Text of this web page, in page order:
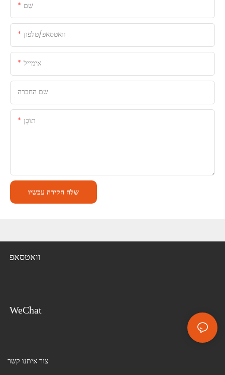
שֵׁם
וואטסאפ/טלפון
אימייל
שם החברה
תוֹכֶן
שלח חקירה עכשיו
וואטסאפ
WeChat
צור איתנו קשר